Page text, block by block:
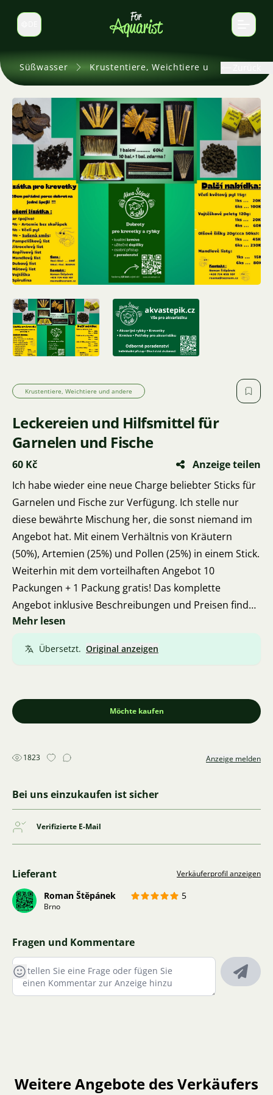
Sprache wechseln
Süßwasser Krustentiere, Weichtiere und andere
Krustentiere, Weichtiere und andere
Leckereien und Hilfsmittel für
Garnelen und Fische
60 Kč
Anzeige teilen
Ich habe wieder eine neue Charge beliebter Sticks für
Garnelen und Fische zur Verfügung. Ich stelle nur
diese bewährte Mischung her, die sonst niemand im
Angebot hat. Mit einem Verhältnis von Kräutern
(50%), Artemien (25%) und Pollen (25%) in einem Stick.
Weiterhin mit dem vorteilhaften Angebot 10
Packungen + 1 Packung gratis! Das komplette
Angebot inklusive Beschreibungen und Preisen finden
Sie auf meinen Seiten akvastepik.cz. Ich versende
eine persönliche Übergabe möglich. Vielen Dank für
Mehr lesen
Übersetzt. Original anzeigen
Möchte kaufen
1823 Anzeige melden
Bei uns einzukaufen ist sicher
Verifizierte E-Mail
Lieferant Verkäuferprofil anzeigen
Roman Štěpánek 5
Brno
Fragen und Kommentare
Weitere Angebote des Verkäufers